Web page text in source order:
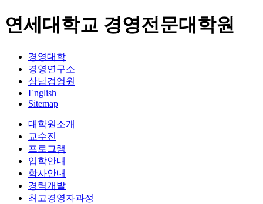
연세대학교 경영전문대학원
경영대학
경영연구소
상남경영원
English
Sitemap
대학원소개
교수진
프로그램
입학안내
학사안내
경력개발
최고경영자과정